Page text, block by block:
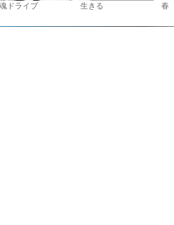
魂ドライブ 生きる 春